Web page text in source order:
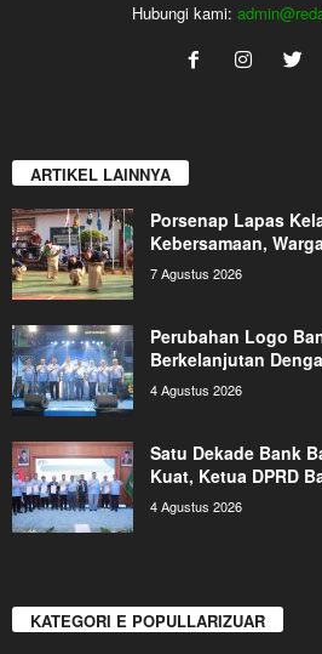
Hubungi kami:
ARTIKEL LAINNYA
Porsenap Lapas
Kebersamaan,
7 Agustus 2026
Perubahan Logo
Berkelanjutan
4 Agustus 2026
Satu Dekade Bank
Kuat, Ketua DPRD
4 Agustus 2026
KATEGORI E POPULLARIZUAR